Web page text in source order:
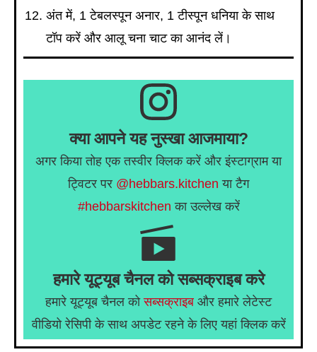
अंत में, 1 टेबलस्पून अनार, 1 टीस्पून धनिया के साथ
टॉप करें और आलू चना चाट का आनंद लें।
क्या आपने यह नुस्खा आजमाया?
अगर किया तोह एक तस्वीर क्लिक करें और इंस्टाग्राम या
ट्विटर पर @hebbars.kitchen या टैग
#hebbarskitchen का उल्लेख करें
हमारे यूट्यूब चैनल को सब्सक्राइब करे
हमारे यूट्यूब चैनल कोसब्सक्राइब और हमारे लेटेस्ट
वीडियो रेसिपी के साथ अपडेट रहने के लिए यहां क्लिक करें